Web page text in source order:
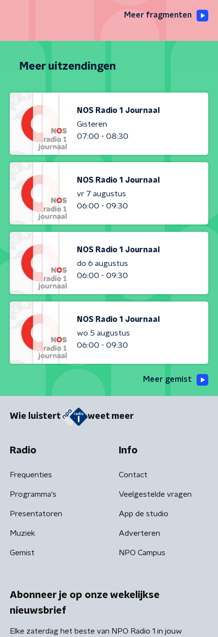
Meer fragmenten
Meer uitzendingen
NOS Radio 1 Journaal
Gisteren
07:00 - 08:30
NOS Radio 1 Journaal
vr 7 augustus
06:00 - 09:30
NOS Radio 1 Journaal
do 6 augustus
06:00 - 09:30
NOS Radio 1 Journaal
wo 5 augustus
06:00 - 09:30
Meer gemist
Wie luistert weet meer
Radio
Frequenties
Programma's
Presentatoren
Muziek
Gemist
Info
Contact
Veelgestelde vragen
App de studio
Adverteren
NPO Campus
Abonneer je op onze wekelijkse
nieuwsbrief
Elke zaterdag het beste van NPO Radio 1 in jouw